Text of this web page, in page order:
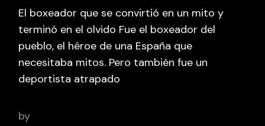
El boxeador que se convirtió en un mito y
terminó en el olvido Fue el boxeador del
pueblo, el héroe de una España que
necesitaba mitos. Pero también fue un
deportista atrapado
by